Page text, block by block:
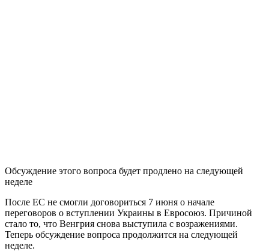
Обсуждение этого вопроса будет продлено на следующей
неделе
После ЕС не смогли договориться 7 июня о начале
переговоров о вступлении Украины в Евросоюз. Причиной
стало то, что Венгрия снова выступила с возражениями.
Теперь обсуждение вопроса продолжится на следующей
неделе.